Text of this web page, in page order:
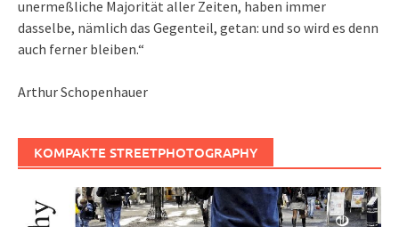
unermeßliche Majorität aller Zeiten, haben immer
dasselbe, nämlich das Gegenteil, getan: und so wird es denn
auch ferner bleiben.“
Arthur Schopenhauer
KOMPAKTE STREETPHOTOGRAPHY